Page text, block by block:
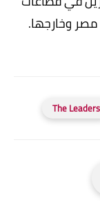
وخارجها.
The Leaders